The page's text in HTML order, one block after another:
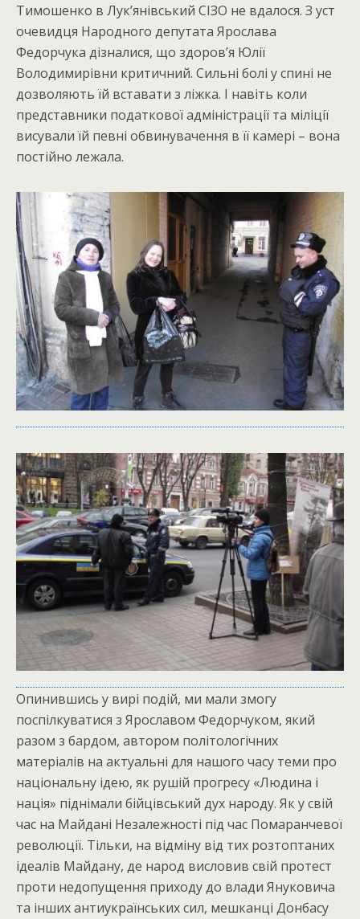
Тимошенко в Лук’янівський СІЗО не вдалося. З уст
очевидця Народного депутата Ярослава
Федорчука дізналися, що здоров’я Юлії
Володимирівни критичний. Сильні болі у спині не
дозволяють їй вставати з ліжка. І навіть коли
представники податкової адміністрації та міліції
висували їй певні обвинувачення в її камері – вона
постійно лежала.
Опинившись у вирі подій, ми мали змогу
поспілкуватися з Ярославом Федорчуком, який
разом з бардом, автором політологічних
матеріалів на актуальні для нашого часу теми про
національну ідею, як рушій прогресу «Людина і
нація» піднімали бійцівський дух народу. Як у свій
час на Майдані Незалежності під час Помаранчевої
революції. Тільки, на відміну від тих розтоптаних
ідеалів Майдану, де народ висловив свій протест
проти недопущення приходу до влади Януковича
та інших антиукраїнських сил, мешканці Донбасу